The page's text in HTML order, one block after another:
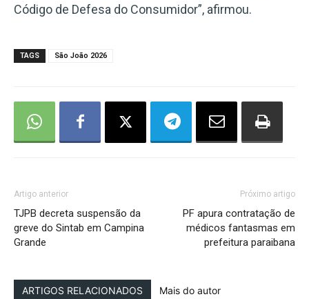
Código de Defesa do Consumidor”, afirmou.
TAGS São João 2026
Artigo anterior
TJPB decreta suspensão da
greve do Sintab em Campina
Grande
Próximo artigo
PF apura contratação de
médicos fantasmas em
prefeitura paraibana
ARTIGOS RELACIONADOS Mais do autor